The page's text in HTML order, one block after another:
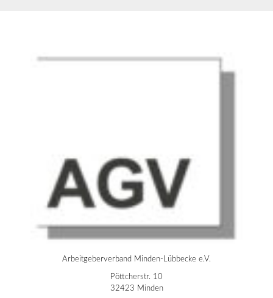
Arbeitgeberverband Minden-Lübbecke e.V.
Pöttcherstr. 10
32423 Minden